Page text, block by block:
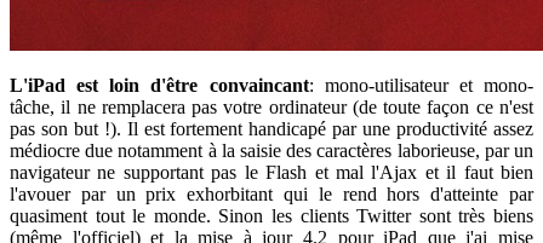
L'iPad est loin d'être convaincant: mono-utilisateur et mono-
tâche, il ne remplacera pas votre ordinateur (de toute façon ce n'est
pas son but !). Il est fortement handicapé par une productivité assez
médiocre due notamment à la saisie des caractères laborieuse, par un
navigateur ne supportant pas le Flash et mal l'Ajax et il faut bien
l'avouer par un prix exhorbitant qui le rend hors d'atteinte par
quasiment tout le monde. Sinon les clients Twitter sont très biens
(même l'officiel) et la mise à jour 4.2 pour iPad que j'ai mise